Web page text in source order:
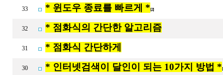
33 * 윈도우 종료를 빠르게 * [2]
32 * 점화식의 간단한 알고리즘
31 * 점화식 간단하게
30 * 인터넷검색이 달인이 되는 10가지 방법 *